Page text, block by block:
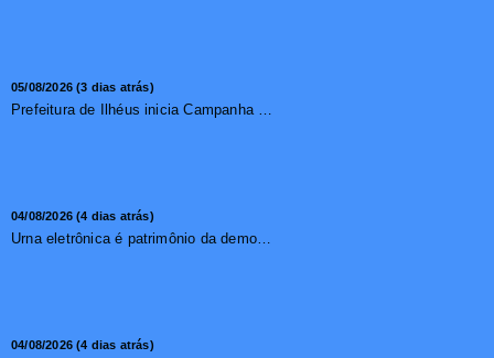
05/08/2026 (3 dias atrás)
Prefeitura de Ilhéus inicia Campanha de Multivacinação 2026
04/08/2026 (4 dias atrás)
Urna eletrônica é patrimônio da democracia, diz presidente do TSE
04/08/2026 (4 dias atrás)